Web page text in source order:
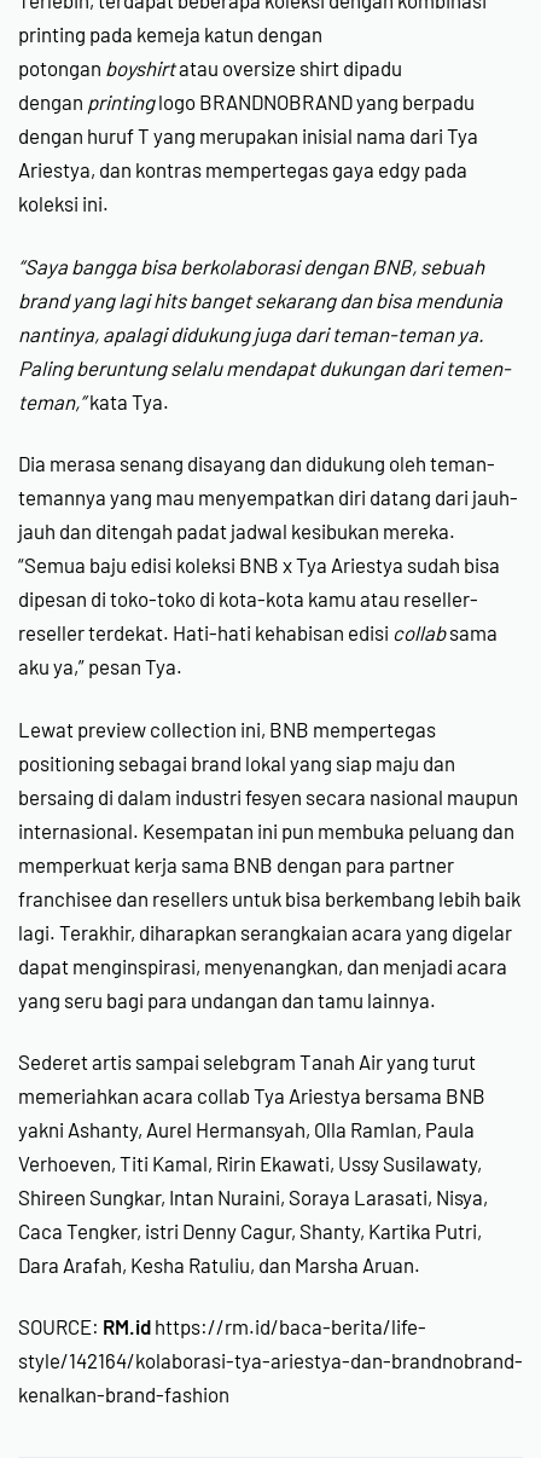
printing pada kemeja katun dengan
potongan boyshirtatau oversize shirt dipadu
dengan printinglogo BRANDNOBRAND yang berpadu
dengan huruf T yang merupakan inisial nama dari Tya
Ariestya, dan kontras mempertegas gaya edgy pada
koleksi ini.
“Saya bangga bisa berkolaborasi dengan BNB, sebuah
brand yang lagi hits banget sekarang dan bisa mendunia
nantinya, apalagi didukung juga dari teman-teman ya.
Paling beruntung selalu mendapat dukungan dari temen-
teman,”kata Tya.
Dia merasa senang disayang dan didukung oleh teman-
temannya yang mau menyempatkan diri datang dari jauh-
jauh dan ditengah padat jadwal kesibukan mereka.
“Semua baju edisi koleksi BNB x Tya Ariestya sudah bisa
dipesan di toko-toko di kota-kota kamu atau reseller-
reseller terdekat. Hati-hati kehabisan edisi collabsama
aku ya,” pesan Tya.
Lewat preview collection ini, BNB mempertegas
positioning sebagai brand lokal yang siap maju dan
bersaing di dalam industri fesyen secara nasional maupun
internasional. Kesempatan ini pun membuka peluang dan
memperkuat kerja sama BNB dengan para partner
franchisee dan resellers untuk bisa berkembang lebih baik
lagi. Terakhir, diharapkan serangkaian acara yang digelar
dapat menginspirasi, menyenangkan, dan menjadi acara
yang seru bagi para undangan dan tamu lainnya.
Sederet artis sampai selebgram Tanah Air yang turut
memeriahkan acara collab Tya Ariestya bersama BNB
yakni Ashanty, Aurel Hermansyah, Olla Ramlan, Paula
Verhoeven, Titi Kamal, Ririn Ekawati, Ussy Susilawaty,
Shireen Sungkar, Intan Nuraini, Soraya Larasati, Nisya,
Caca Tengker, istri Denny Cagur, Shanty, Kartika Putri,
Dara Arafah, Kesha Ratuliu, dan Marsha Aruan.
SOURCE: RM.id https://rm.id/baca-berita/life-
style/142164/kolaborasi-tya-ariestya-dan-brandnobrand-
kenalkan-brand-fashion